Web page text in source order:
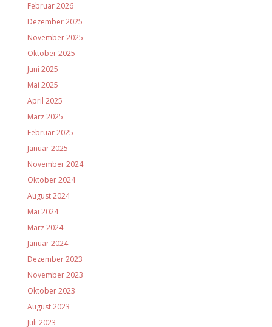
Februar 2026
Dezember 2025
November 2025
Oktober 2025
Juni 2025
Mai 2025
April 2025
März 2025
Februar 2025
Januar 2025
November 2024
Oktober 2024
August 2024
Mai 2024
März 2024
Januar 2024
Dezember 2023
November 2023
Oktober 2023
August 2023
Juli 2023